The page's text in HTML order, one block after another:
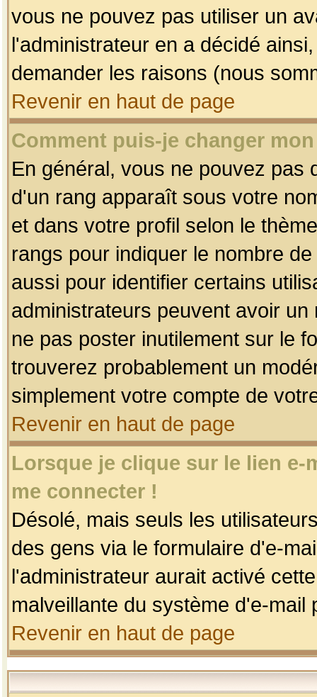
vous ne pouvez pas utiliser un
l'administrateur en a décidé
demander les raisons (nous
Revenir en haut de page
Comment puis-je changer
En général, vous ne pouvez pas
d'un rang apparaît sous votre
et dans votre profil selon le
rangs pour indiquer le nombre
aussi pour identifier certains
administrateurs peuvent avoir
ne pas poster inutilement sur le
trouverez probablement un
simplement votre compte de
Revenir en haut de page
Lorsque je clique sur le lien
me connecter !
Désolé, mais seuls les
des gens via le formulaire d'e-
l'administrateur aurait activé
malveillante du système d'e-
Revenir en haut de page